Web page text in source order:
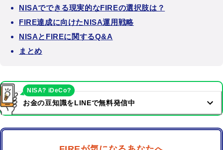
NISAでできる現実的なFIREの選択肢は？
FIRE達成に向けたNISA運用戦略
NISAとFIREに関するQ&A
まとめ
お金の豆知識をLINEで無料発信中
NISA? iDeCo?